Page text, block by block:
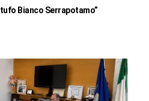
Bianco Serrapotamo”